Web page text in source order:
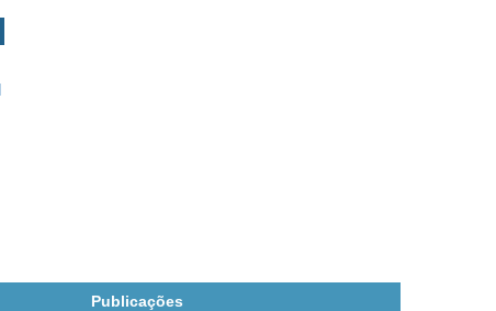
Publicações